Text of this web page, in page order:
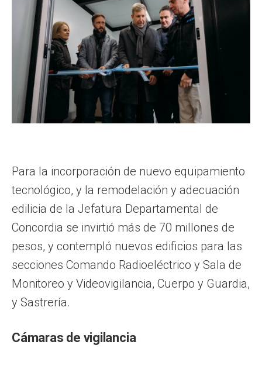
Para la incorporación de nuevo equipamiento
tecnológico, y la remodelación y adecuación
edilicia de la Jefatura Departamental de
Concordia se invirtió más de 70 millones de
pesos, y contempló nuevos edificios para las
secciones Comando Radioeléctrico y Sala de
Monitoreo y Videovigilancia, Cuerpo y Guardia,
y Sastrería.
Cámaras de vigilancia